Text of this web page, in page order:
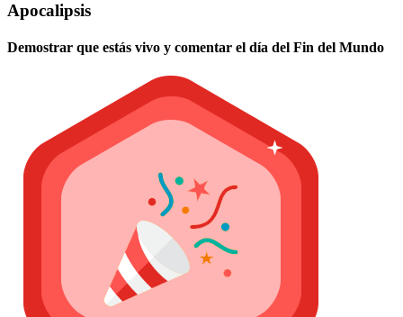
Apocalipsis
Demostrar que estás vivo y comentar el día del Fin del Mundo